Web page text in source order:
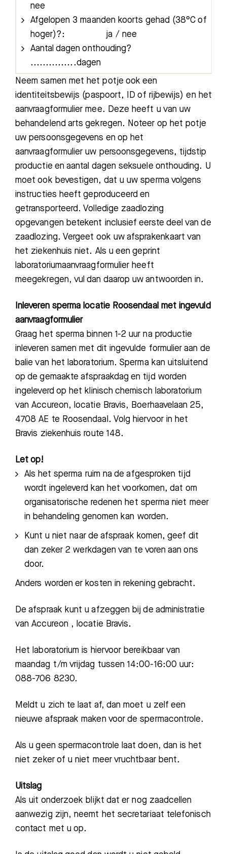
nee
Afgelopen 3 maanden koorts gehad (38°C of
hoger)?: ja / nee
Aantal dagen
...............dagen
Neem samen met het potje ook een
identiteitsbewijs (paspoort, ID of rijbewijs) en het
aanvraagformulier mee. Deze heeft u van uw
behandelend arts gekregen. Noteer op het potje
uw persoonsgegevens en op het
aanvraagformulier uw persoonsgegevens, tijdstip
productie en aantal dagen seksuele onthouding. U
moet ook bevestigen, dat u uw sperma volgens
instructies heeft geproduceerd en
getransporteerd. Volledige zaadlozing
opgevangen betekent inclusief eerste deel van de
zaadlozing. Vergeet ook uw afsprakenkaart van
het ziekenhuis niet. Als u een geprint
laboratoriumaanvraagformulier heeft
meegekregen, vul dan daarop uw antwoorden in.
Inleveren sperma locatie Roosendaal met ingevuld
aanvraagformulier
Graag het sperma binnen 1-2 uur na productie
inleveren samen met dit ingevulde formulier aan de
balie van het laboratorium. Sperma kan uitsluitend
op de gemaakte afspraakdag en tijd worden
ingeleverd op het klinisch chemisch laboratorium
van Accureon, locatie Bravis, Boerhaavelaan 25,
4708 AE te Roosendaal. Volg hiervoor in het
Bravis ziekenhuis route 148.
Let op!
Als het sperma ruim na de afgesproken tijd
wordt ingeleverd kan het voorkomen, dat om
organisatorische redenen het sperma niet meer
in behandeling genomen kan worden.
Kunt u niet naar de afspraak komen, geef dit
dan zeker 2 werkdagen van te voren aan ons
door.
Anders worden er kosten in rekening gebracht.
De afspraak kunt u afzeggen bij de administratie
van Accureon , locatie Bravis.
Het laboratorium is hiervoor bereikbaar van
maandag t/m vrijdag tussen 14:00-16:00 uur:
088-706 8230.
Meldt u zich te laat af, dan moet u zelf een
nieuwe afspraak maken voor de spermacontrole.
Als u geen spermacontrole laat doen, dan is het
niet zeker of u niet meer vruchtbaar bent.
Uitslag
Als uit onderzoek blijkt dat er nog zaadcellen
aanwezig zijn, neemt het secretariaat telefonisch
contact met u op.